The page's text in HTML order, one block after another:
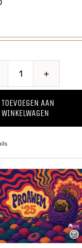
'25
TOEVOEGEN AAN
WINKELWAGEN